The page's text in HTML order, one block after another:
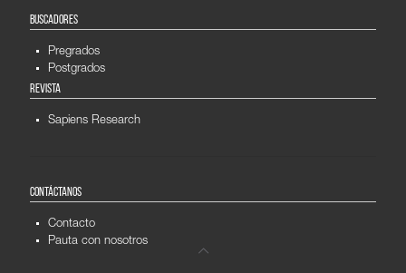
BUSCADORES
Pregrados
Postgrados
REVISTA
Sapiens Research
CONTÁCTANOS
Contacto
Pauta con nosotros